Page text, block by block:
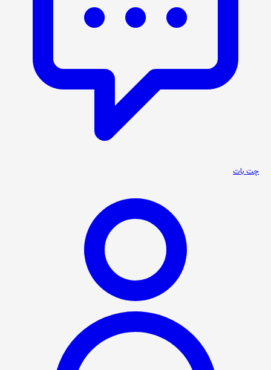
چت بات